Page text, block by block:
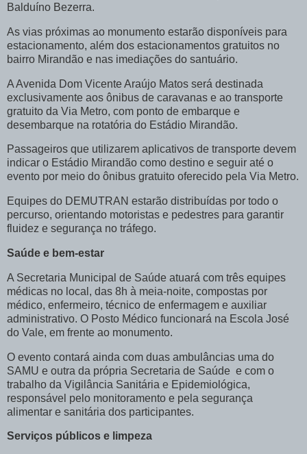
Balduíno Bezerra.
As vias próximas ao monumento estarão disponíveis para
estacionamento, além dos estacionamentos gratuitos no
bairro Mirandão e nas imediações do santuário.
A Avenida Dom Vicente Araújo Matos será destinada
exclusivamente aos ônibus de caravanas e ao transporte
gratuito da Via Metro, com ponto de embarque e
desembarque na rotatória do Estádio Mirandão.
Passageiros que utilizarem aplicativos de transporte devem
indicar o Estádio Mirandão como destino e seguir até o
evento por meio do ônibus gratuito oferecido pela Via Metro.
Equipes do DEMUTRAN estarão distribuídas por todo o
percurso, orientando motoristas e pedestres para garantir
fluidez e segurança no tráfego.
Saúde e bem-estar
A Secretaria Municipal de Saúde atuará com três equipes
médicas no local, das 8h à meia-noite, compostas por
médico, enfermeiro, técnico de enfermagem e auxiliar
administrativo. O Posto Médico funcionará na Escola José
do Vale, em frente ao monumento.
O evento contará ainda com duas ambulâncias uma do
SAMU e outra da própria Secretaria de Saúde e com o
trabalho da Vigilância Sanitária e Epidemiológica,
responsável pelo monitoramento e pela segurança
alimentar e sanitária dos participantes.
Serviços públicos e limpeza